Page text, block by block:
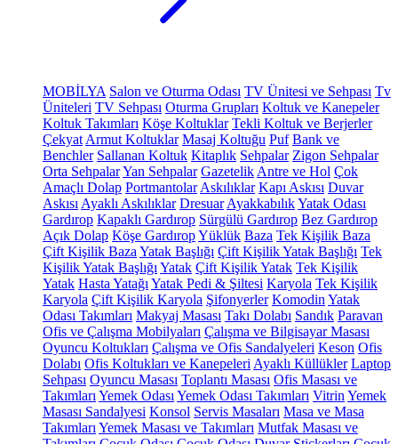
MOBİLYA Salon ve Oturma Odası TV Ünitesi ve Sehpası Tv
Üniteleri TV Sehpası Oturma Grupları Koltuk ve Kanepeler
Koltuk Takımları Köşe Koltuklar Tekli Koltuk ve Berjerler
Çekyat Armut Koltuklar Masaj Koltuğu Puf Bank ve
Benchler Sallanan Koltuk Kitaplık Sehpalar Zigon Sehpalar
Orta SehpalarYan Sehpalar Gazetelik Antre ve Hol Çok
Amaçlı Dolap Portmantolar Askılıklar Kapı Askısı Duvar
Askısı Ayaklı Askılıklar Dresuar AyakkabılıkYatak Odası
Gardırop Kapaklı Gardırop Sürgülü Gardırop Bez Gardırop
Açık Dolap Köşe GardıropYüklük Baza Tek Kişilik Baza
Çift Kişilik Baza Yatak Başlığı Çift Kişilik Yatak Başlığı Tek
Kişilik Yatak Başlığı Yatak Çift Kişilik Yatak Tek Kişilik
Yatak Hasta Yatağı Yatak Pedi & Şiltesi Karyola Tek Kişilik
Karyola Çift Kişilik Karyola Şifonyerler Komodin Yatak
Odası Takımları Makyaj Masası Takı Dolabı Sandık Paravan
Ofis ve Çalışma Mobilyaları Çalışma ve Bilgisayar Masası
Oyuncu Koltukları Çalışma ve Ofis Sandalyeleri Keson Ofis
Dolabı Ofis Koltukları ve Kanepeleri Ayaklı Küllükler Laptop
Sehpası Oyuncu Masası Toplantı Masası Ofis Masası ve
Takımları Yemek Odası Yemek Odası Takımları Vitrin Yemek
Masası Sandalyesi Konsol Servis Masaları Masa ve Masa
Takımları Yemek Masası ve Takımları Mutfak Masası ve